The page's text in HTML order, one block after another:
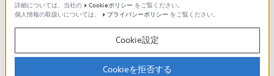
QD-G32A
詳細については、当社の
Cookieポリシー をご覧ください。
個人情報の取扱いについては、
プライバシーポリシー をご覧ください。
Cookie設定
Cookieを拒否する